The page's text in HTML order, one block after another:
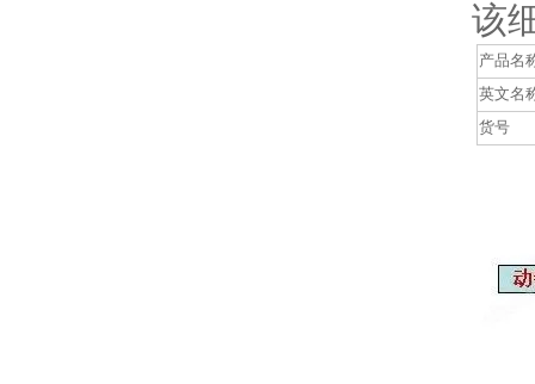
该
产品名
英文名
货号